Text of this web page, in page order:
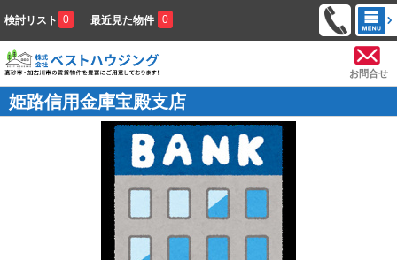
検討リスト 0 最近見た物件 0
お問合せ
姫路信用金庫宝殿支店